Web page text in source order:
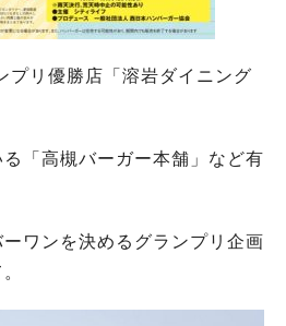
プリ優勝店「溶岩ダイニング
「高槻バーガー本舗」など有
ワンを決めるグランプリ企画